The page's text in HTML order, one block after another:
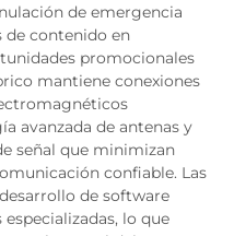
de emergencia
contenido en
promocionales
mantiene conexiones
avanzada de antenas y
señal que minimizan
confiable. Las
de software
lo que